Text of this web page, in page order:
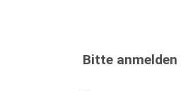
Bitte anmelden